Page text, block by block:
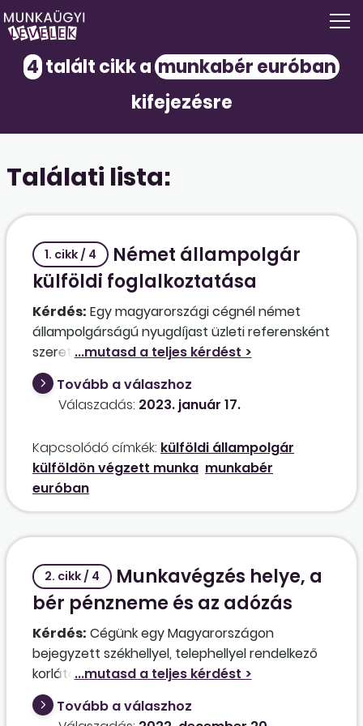
4 talált cikk a munkabér euróban
kifejezésre
Találati lista:
1. cikk / 4
Német állampolgár
külföldi foglalkoztatása
Kérdés: Egy magyarországi cégnél német
állampolgárságú nyugdíjast üzleti referensként
szeretnénk megbízási szerződéssel alkalmazni.
A feladata megrendelés szerzése lenne, a
munkát viszont lényegében Németországban,
Franciaországban, tehát Nyugat-Európában
igen, milyen feltételekkel? Jövedelme
meghatározható-e euróban?
Tovább a válaszhoz
Válaszadás: 2023. január 17.
Kapcsolódó címkék: külföldi állampolgár
külföldön végzett munka munkabér
euróban
2. cikk / 4
Munkavégzés helye, a
bér pénzneme és az adózás
Kérdés: Cégünk egy Magyarországon
bejegyzett székhellyel, telephellyel rendelkező
korlátolt felelősségű társaság. A
rendszergazdánk Svédországban él, onnan
dolgozik. A szerverek, laptopok és azokon a
Tovább a válaszhoz